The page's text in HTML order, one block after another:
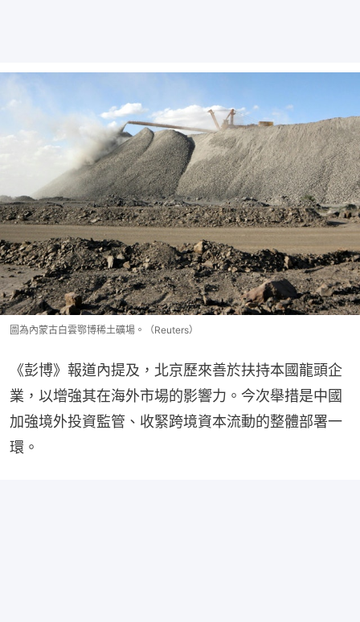
圖為內蒙古白雲鄂博稀土礦場。（Reuters）
《彭博》報道內提及，北京歷來善於扶持本國龍頭企
業，以增強其在海外市場的影響力。今次舉措是中國
加強境外投資監管、收緊跨境資本流動的整體部署一
環。